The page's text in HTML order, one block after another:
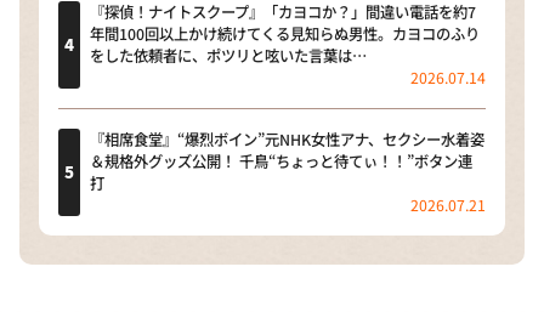
『探偵！ナイトスクープ』「カヨコか？」間違い電話を約7
年間100回以上かけ続けてくる見知らぬ男性。カヨコのふり
をした依頼者に、ポツリと呟いた言葉は…
2026.07.14
『相席食堂』“爆烈ボイン”元NHK女性アナ、セクシー水着姿
＆規格外グッズ公開！ 千鳥“ちょっと待てぃ！！”ボタン連
打
2026.07.21